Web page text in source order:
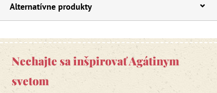
Alternatívne produkty
Nechajte sa inšpirovať Agátinym
svetom